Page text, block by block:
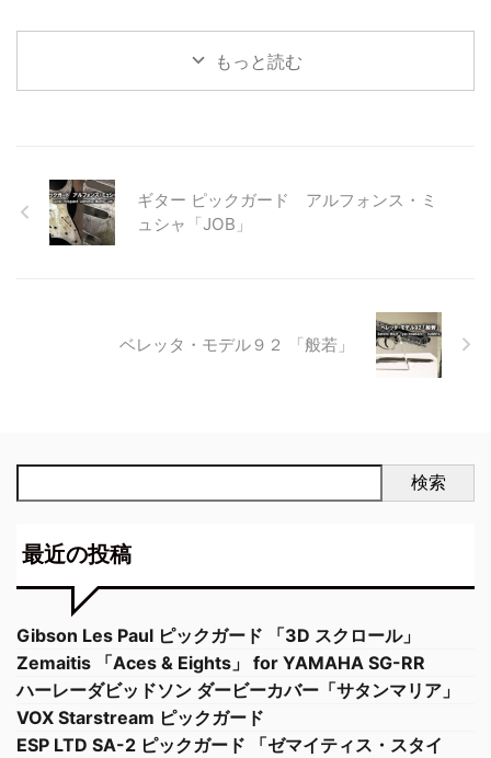
もっと読む
ギター ピックガード アルフォンス・ミ
ュシャ「JOB」
ベレッタ・モデル９２ 「般若」
検索
最近の投稿
Gibson Les Paul ピックガード 「3D スクロール」
Zemaitis 「Aces & Eights」 for YAMAHA SG-RR
ハーレーダビッドソン ダービーカバー「サタンマリア」
VOX Starstream ピックガード
ESP LTD SA-2 ピックガード 「ゼマイティス・スタイ